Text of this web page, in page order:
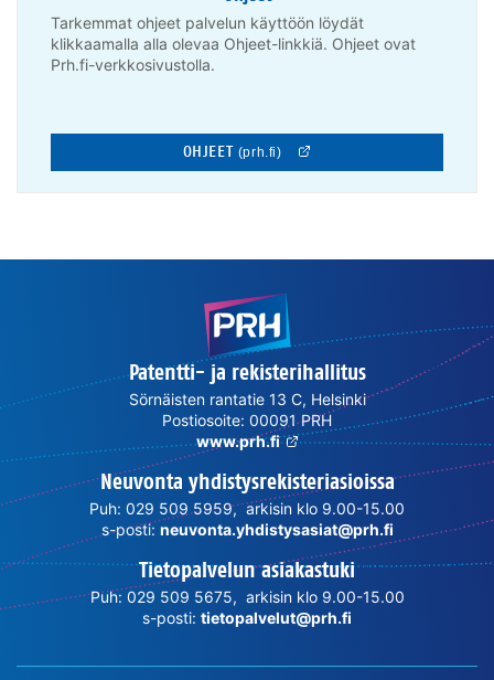
Tarkemmat ohjeet palvelun käyttöön löydät
klikkaamalla alla olevaa Ohjeet-linkkiä. Ohjeet ovat
Prh.fi-verkkosivustolla.
OHJEET (prh.fi)
Patentti- ja rekisterihallitus
Sörnäisten rantatie 13 C, Helsinki
Postiosoite: 00091 PRH
www.prh.fi
Neuvonta yhdistysrekisteriasioissa
Puh: 029 509 5959, arkisin klo 9.00-15.00
s-posti: neuvonta.yhdistysasiat@prh.fi
Tietopalvelun asiakastuki
Puh: 029 509 5675, arkisin klo 9.00-15.00
s-posti: tietopalvelut@prh.fi